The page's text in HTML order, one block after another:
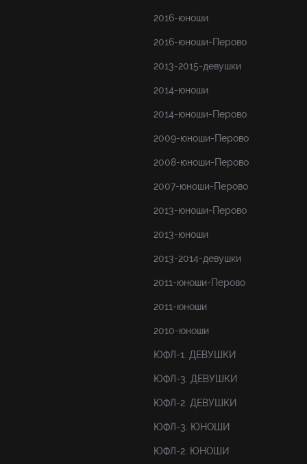
2016-юноши
2016-юноши-Перово
2013-2015-девушки
2014-юноши
2014-юноши-Перово
2009-юноши-Перово
2008-юноши-Перово
2007-юноши-Перово
2013-юноши-Перово
2013-юноши
2013-2014-девушки
2011-юноши-Перово
2011-юноши
2010-юноши
ЮФЛ-1. ДЕВУШКИ
ЮФЛ-3. ДЕВУШКИ
ЮФЛ-2. ДЕВУШКИ
ЮФЛ-3. ЮНОШИ
ЮФЛ-2. ЮНОШИ